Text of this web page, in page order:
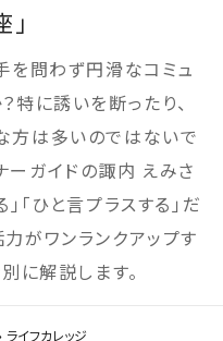
を問わず円滑なコミュ
特に誘いを断ったり、
方は多いのではないで
ガイドの諏内 えみさ
「ひと言プラスする」だ
がワンランクアップす
に解説します。
ライフカレッジ